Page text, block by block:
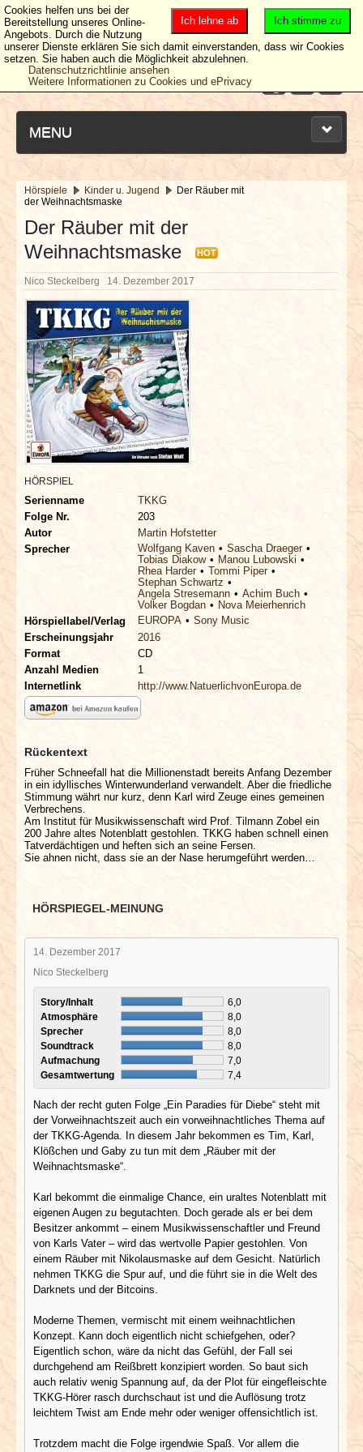
MENU
NEUESTE ARTIKEL
NEWS & DATES
BERICHTE
VERLOSUNGEN
INTERVIEWS
SPECIALS
REDAKTION
LINKS
ARCHIV
Hörspiele Kinder u. Jugend
Der Räuber mit
der Weihnachtsmaske
Der Räuber mit der
Weihnachtsmaske
HOT
Nico Steckelberg 14. Dezember 2017
HÖRSPIEL
Serienname
TKKG
Folge Nr.
203
Autor
Martin Hofstetter
Sprecher
Wolfgang Kaven
Sascha Draeger
Tobias Diakow
Manou Lubowski
Rhea Harder
Tommi Piper
Stephan Schwartz
Angela Stresemann
Achim Buch
Volker Bogdan
Nova Meierhenrich
Hörspiellabel/Verlag
EUROPA
Sony Music
Erscheinungsjahr
2016
Format
CD
Anzahl Medien
1
Internetlink
http://www.NatuerlichvonEuropa.de
Rückentext
Früher Schneefall hat die Millionenstadt bereits Anfang Dezember
in ein idyllisches Winterwunderland verwandelt. Aber die friedliche
Stimmung währt nur kurz, denn Karl wird Zeuge eines gemeinen
Verbrechens.
Am Institut für Musikwissenschaft wird Prof. Tilmann Zobel ein
200 Jahre altes Notenblatt gestohlen. TKKG haben schnell einen
Tatverdächtigen und heften sich an seine Fersen.
Sie ahnen nicht, dass sie an der Nase herumgeführt werden…
HÖRSPIEGEL-MEINUNG
14. Dezember 2017
Nico Steckelberg
Story/Inhalt
6,0
Atmosphäre
8,0
Sprecher
8,0
Soundtrack
8,0
Aufmachung
7,0
Gesamtwertung
7,4
Nach der recht guten Folge „Ein Paradies für Diebe“ steht mit
der Vorweihnachtszeit auch ein vorweihnachtliches Thema auf
der TKKG-Agenda. In diesem Jahr bekommen es Tim, Karl,
Klößchen und Gaby zu tun mit dem „Räuber mit der
Weihnachtsmaske“.
Karl bekommt die einmalige Chance, ein uraltes Notenblatt mit
eigenen Augen zu begutachten. Doch gerade als er bei dem
Besitzer ankommt – einem Musikwissenschaftler und Freund
von Karls Vater – wird das wertvolle Papier gestohlen. Von
einem Räuber mit Nikolausmaske auf dem Gesicht. Natürlich
nehmen TKKG die Spur auf, und die führt sie in die Welt des
Darknets und der Bitcoins.
Moderne Themen, vermischt mit einem weihnachtlichen
Konzept. Kann doch eigentlich nicht schiefgehen, oder?
Eigentlich schon, wäre da nicht das Gefühl, der Fall sei
durchgehend am Reißbrett konzipiert worden. So baut sich
auch relativ wenig Spannung auf, da der Plot für eingefleischte
TKKG-Hörer rasch durchschaut ist und die Auflösung trotz
leichtem Twist am Ende mehr oder weniger offensichtlich ist.
Trotzdem macht die Folge irgendwie Spaß. Vor allem die
Ich stimme zu
Ich lehne ab
Cookies helfen uns bei der
Bereitstellung unseres Online-
Angebots. Durch die Nutzung
unserer Dienste erklären Sie sich damit einverstanden, dass wir Cookies
setzen. Sie haben auch die Möglichkeit abzulehnen.
Datenschutzrichtlinie ansehen
Weitere Informationen zu Cookies und ePrivacy